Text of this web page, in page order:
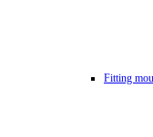
Fitting